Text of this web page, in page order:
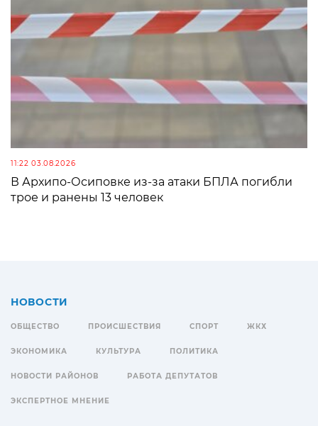
11:22 03.08.2026
В Архипо-Осиповке из-за атаки БПЛА погибли
трое и ранены 13 человек
НОВОСТИ
ОБЩЕСТВО ПРОИСШЕСТВИЯ СПОРТ ЖКХ
ЭКОНОМИКА КУЛЬТУРА ПОЛИТИКА
НОВОСТИ РАЙОНОВ РАБОТА ДЕПУТАТОВ
ЭКСПЕРТНОЕ МНЕНИЕ